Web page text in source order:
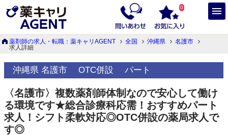
0
薬剤師の求人・転職：薬キャリAGENT 全国 沖縄県
名護市
求人詳細
沖縄県 名護市 OTC併設 パート
〈名護市〉複数薬剤師体制なので安心して働け
る環境です★総合診療科応需！おすすめパート
求人！シフト柔軟対応◎OTC併設の薬局求人で
す◎